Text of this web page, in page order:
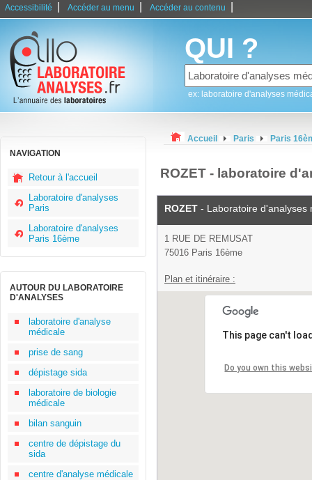
Accessibilité Accéder au menu Accéder au contenu
QUI ?
ex: laboratoire d'analyses
NAVIGATION
Retour à l'accueil
Laboratoire d'analyses
Paris
Laboratoire d'analyses
Paris 16ème
AUTOUR DU LABORATOIRE
D'ANALYSES
laboratoire d'analyse
médicale
prise de sang
dépistage sida
laboratoire de biologie
médicale
bilan sanguin
centre de dépistage du
sida
centre d'analyse médicale
Accueil Paris Paris
ROZET - laboratoire
ROZET - Laboratoire d'analyses
1 RUE DE REMUSAT
75016 Paris 16ème
Plan et itinéraire :
This page can't
Do you own this